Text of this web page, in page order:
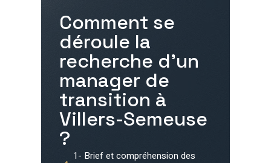
Comment se
déroule la
recherche d'un
manager de
transition à
Villers-Semeuse
?
1- Brief et compréhension des